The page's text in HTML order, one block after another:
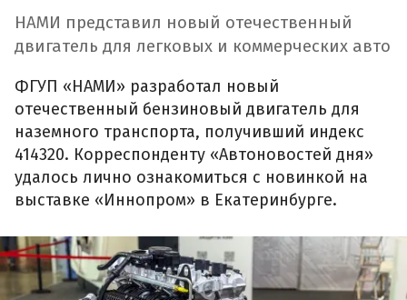
НАМИ представил новый отечественный
двигатель для легковых и коммерческих авто
ФГУП «НАМИ» разработал новый
отечественный бензиновый двигатель для
наземного транспорта, получивший индекс
414320. Корреспонденту «Автоновостей дня»
удалось лично ознакомиться с новинкой на
выставке «Иннопром» в Екатеринбурге.